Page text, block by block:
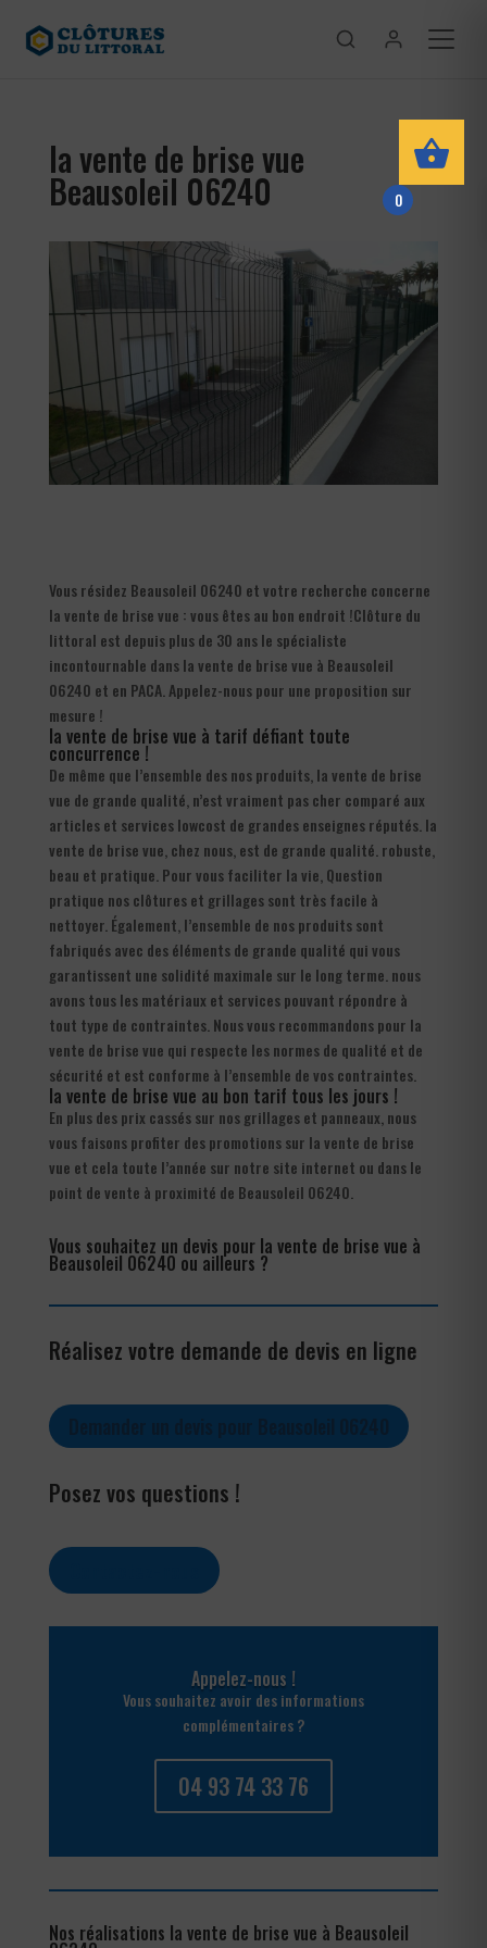
la vente de brise vue
Beausoleil 06240
Vous résidez Beausoleil 06240 et votre recherche concerne
la vente de brise vue : vous êtes au bon endroit !Clôture du
littoral est depuis plus de 30 ans le spécialiste
incontournable dans la vente de brise vue à Beausoleil
06240 et en PACA. Appelez-nous pour une proposition sur
mesure !
la vente de brise vue à tarif défiant toute
concurrence !
De même que l’ensemble des nos produits, la vente de brise
vue de grande qualité, n’est vraiment pas cher comparé aux
articles et services lowcost de grandes enseignes réputés. la
vente de brise vue, chez nous, est de grande qualité. robuste,
beau et pratique. Pour vous faciliter la vie, Question
pratique nos clôtures et grillages sont très facile à
nettoyer. Également, l’ensemble de nos produits sont
fabriqués avec des éléments de grande qualité qui vous
garantissent une solidité maximale sur le long terme. nous
avons tous les matériaux et services pouvant répondre à
tout type de contraintes. Nous vous recommandons pour la
vente de brise vue qui respecte les normes de qualité et de
sécurité et est conforme à l’ensemble de vos contraintes.
la vente de brise vue au bon tarif tous les jours !
En plus des prix cassés sur nos grillages et panneaux, nous
vous faisons profiter des promotions sur la vente de brise
vue et cela toute l’année sur notre site internet ou dans le
point de vente à proximité de Beausoleil 06240.
Vous souhaitez un devis pour la vente de brise vue à
Beausoleil 06240 ou ailleurs ?
Réalisez votre demande de devis en ligne
Posez vos questions !
Appelez-nous !
Vous souhaitez avoir des informations
complémentaires ?
04 93 74 33 76
Nos réalisations la vente de brise vue à Beausoleil
0